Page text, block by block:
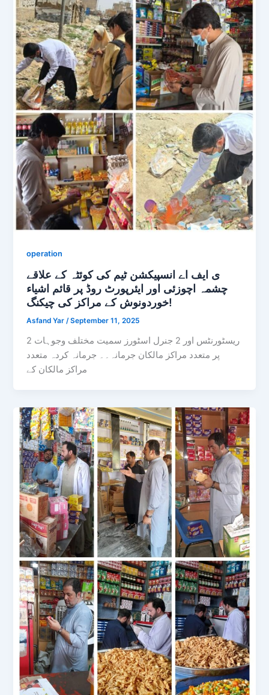
operation
ی ایف اے انسپیکشن ٹیم کی کوئٹہ کے علاقے
چشمہ اچوزئی اور ایئرپورٹ روڈ پر قائم اشیاء
خوردونوش کے مراکز کی چیکنگ!
Asfand Yar/September 11, 2025
2 ریسٹورنٹس اور 2 جنرل اسٹورز سمیت مختلف وجوہات
پر متعدد مراکز مالکان جرمانہ۔۔ جرمانہ کردہ متعدد
مراکز مالکان کے